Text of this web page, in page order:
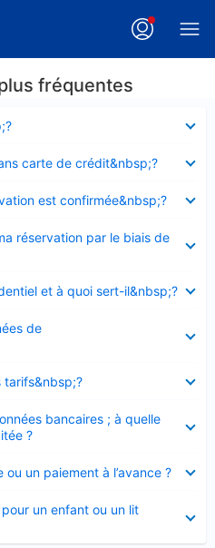
fréquentes
carte de crédit&nbsp;?
est confirmée&nbsp;?
réservation par le biais de
et à quoi sert-il&nbsp;?
de
tarifs&nbsp;?
bancaires ; à quelle
?
un paiement à l’avance ?
un enfant ou un lit